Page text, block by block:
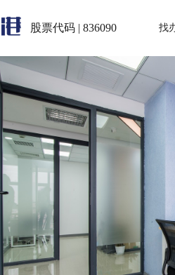
股票代码 | 836090 找